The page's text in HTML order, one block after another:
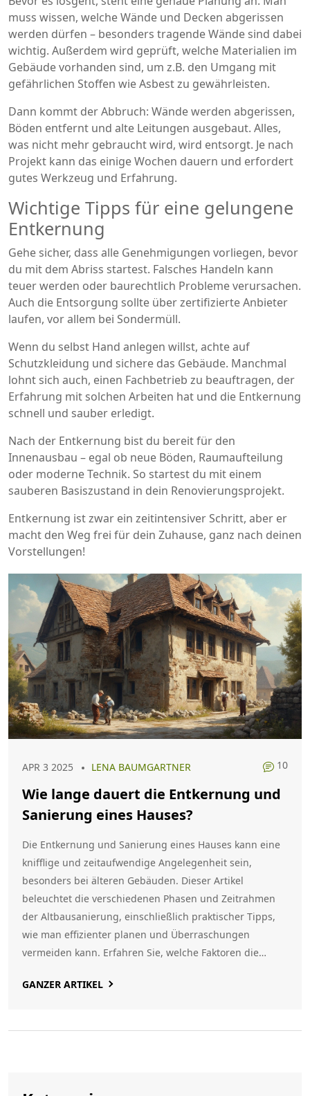
muss wissen, welche Wände und Decken abgerissen
werden dürfen – besonders tragende Wände sind dabei
wichtig. Außerdem wird geprüft, welche Materialien im
Gebäude vorhanden sind, um z.B. den Umgang mit
gefährlichen Stoffen wie Asbest zu gewährleisten.
Dann kommt der Abbruch: Wände werden abgerissen,
Böden entfernt und alte Leitungen ausgebaut. Alles,
was nicht mehr gebraucht wird, wird entsorgt. Je nach
Projekt kann das einige Wochen dauern und erfordert
gutes Werkzeug und Erfahrung.
Wichtige Tipps für eine gelungene
Entkernung
Gehe sicher, dass alle Genehmigungen vorliegen, bevor
du mit dem Abriss startest. Falsches Handeln kann
teuer werden oder baurechtlich Probleme verursachen.
Auch die Entsorgung sollte über zertifizierte Anbieter
laufen, vor allem bei Sondermüll.
Wenn du selbst Hand anlegen willst, achte auf
Schutzkleidung und sichere das Gebäude. Manchmal
lohnt sich auch, einen Fachbetrieb zu beauftragen, der
Erfahrung mit solchen Arbeiten hat und die Entkernung
schnell und sauber erledigt.
Nach der Entkernung bist du bereit für den
Innenausbau – egal ob neue Böden, Raumaufteilung
oder moderne Technik. So startest du mit einem
sauberen Basiszustand in dein Renovierungsprojekt.
Entkernung ist zwar ein zeitintensiver Schritt, aber er
macht den Weg frei für dein Zuhause, ganz nach deinen
Vorstellungen!
APR 3 2025 LENA BAUMGARTNER 10
Wie lange dauert die Entkernung und
Sanierung eines Hauses?
Die Entkernung und Sanierung eines Hauses kann eine
knifflige und zeitaufwendige Angelegenheit sein,
besonders bei älteren Gebäuden. Dieser Artikel
beleuchtet die verschiedenen Phasen und Zeitrahmen
der Altbausanierung, einschließlich praktischer Tipps,
wie man effizienter planen und Überraschungen
vermeiden kann. Erfahren Sie, welche Faktoren die
Ratschläge, um den Prozess reibungsloser zu gestalten.
GANZER ARTIKEL